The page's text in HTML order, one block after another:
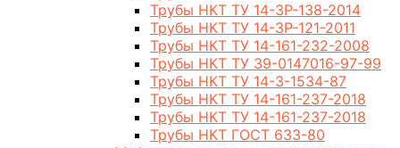
Трубы НКТ ТУ 14-3Р-138-2014
Трубы НКТ ТУ 14-3Р-121-2011
Трубы НКТ ТУ 14-161-232-2008
Трубы НКТ ТУ 39-0147016-97-99
Трубы НКТ ТУ 14-3-1534-87
Трубы НКТ ТУ 14-161-237-2018
Трубы НКТ ТУ 14-161-237-2018
Трубы НКТ ГОСТ 633-80